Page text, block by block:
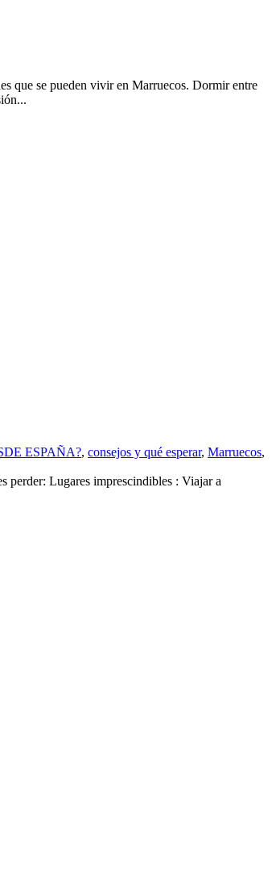
que se pueden vivir en Marruecos. Dormir entre
ESPAÑA?, consejos y qué esperar, Marruecos,
perder: Lugares imprescindibles : Viajar a